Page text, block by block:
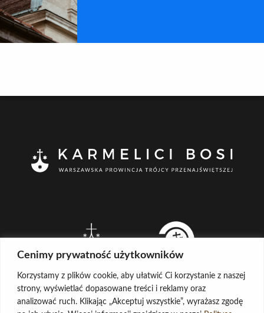
Cenimy prywatność użytkowników
Korzystamy z plików cookie, aby ułatwić Ci korzystanie z naszej
strony, wyświetlać dopasowane treści i reklamy oraz
analizować ruch. Klikając „Akceptuj wszystkie”, wyrażasz zgodę